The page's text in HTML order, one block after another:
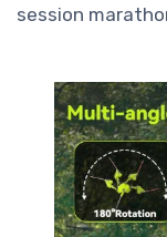
session